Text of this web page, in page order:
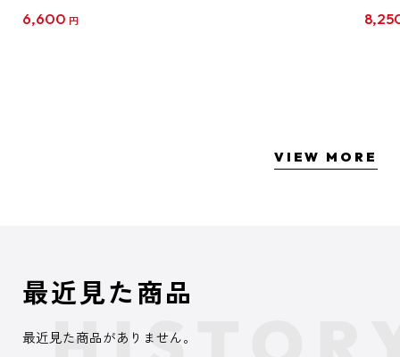
6,600 円
クリ
VIEW MORE
最近見た商品
最近見た商品がありません。